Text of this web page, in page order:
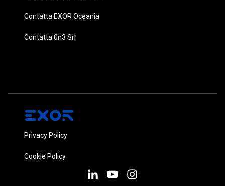
Contatta EXOR Oceania
Contatta 0n3 Srl
Privacy Policy
Cookie Policy